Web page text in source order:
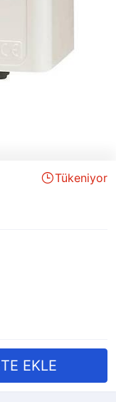
Tükeniyor